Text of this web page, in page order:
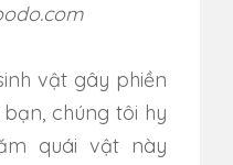
vật gây phiền
chúng tôi hy
quái vật này